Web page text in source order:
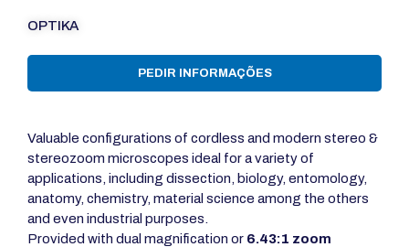
OPTIKA
PEDIR INFORMAÇÕES
Valuable configurations of cordless and modern stereo &
stereozoom microscopes ideal for a variety of
applications, including dissection, biology, entomology,
anatomy, chemistry, material science among the others
and even industrial purposes.
Provided with dual magnification or 6.43:1 zoom